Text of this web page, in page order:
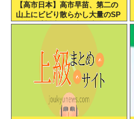
【高市日本】高市早苗、第二の
山上にビビり散らかし大量のSP
を従え演説台にも全面防弾ガラ